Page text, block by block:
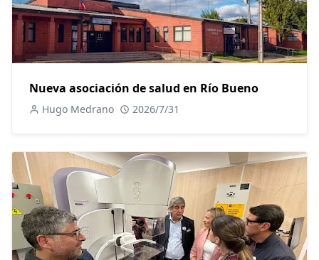
Nueva asociación de salud en Río Bueno
Hugo Medrano 2026/7/31